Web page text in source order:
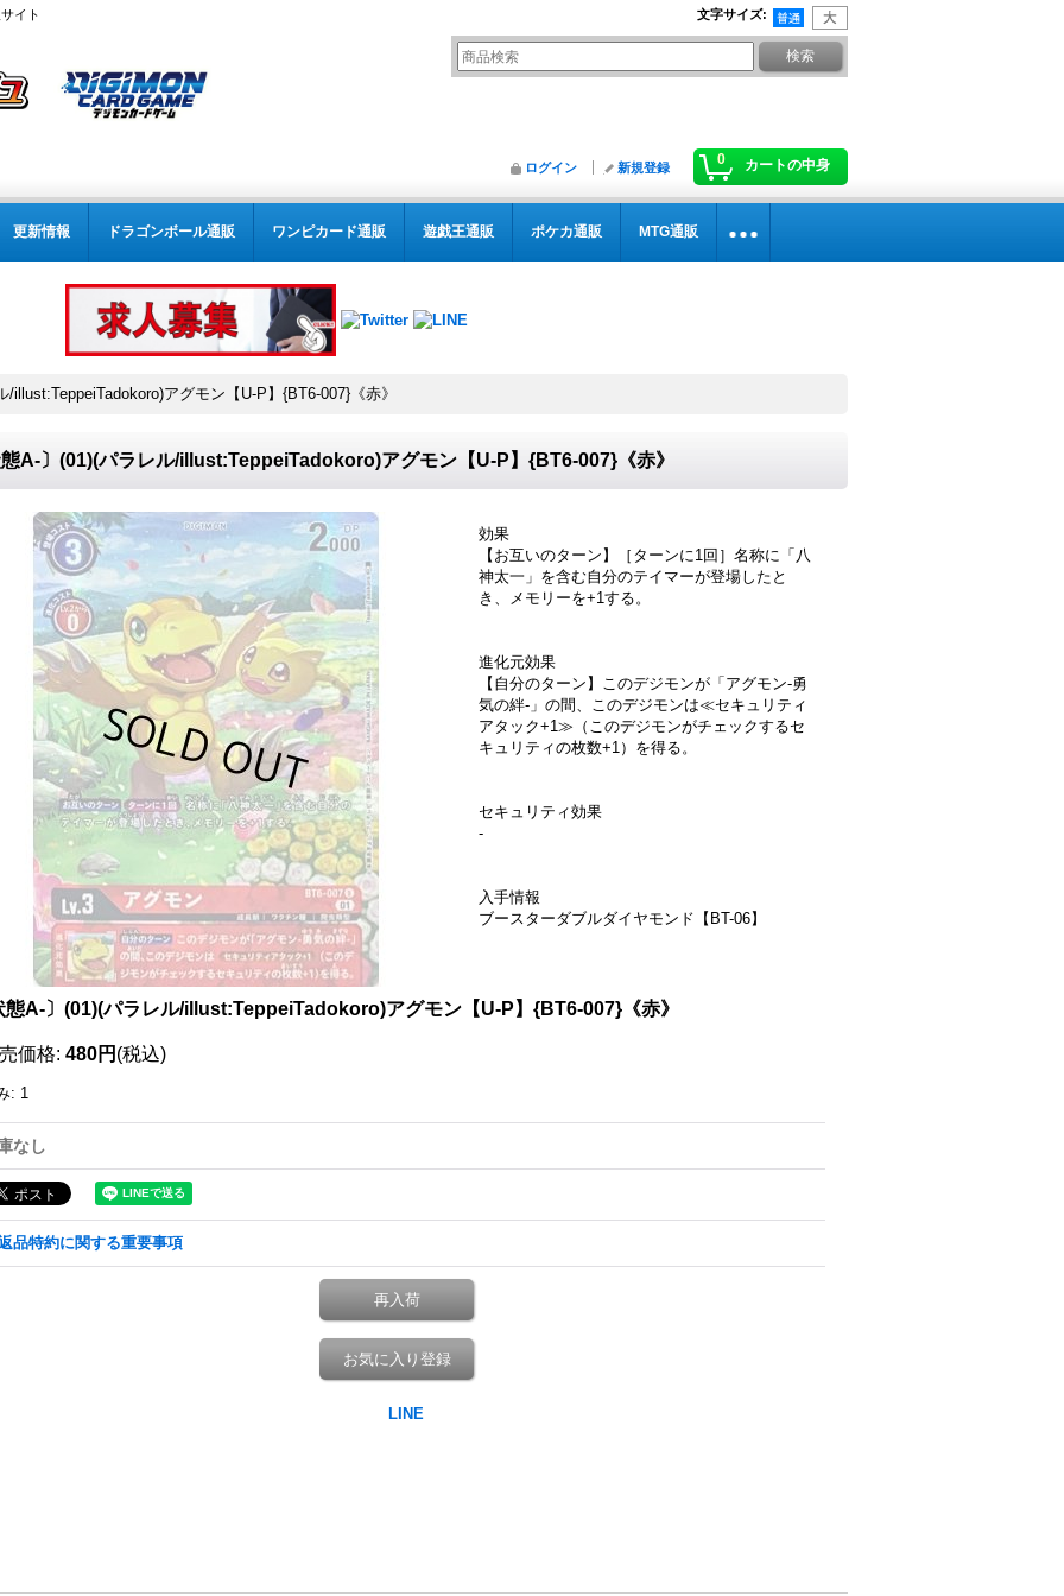
イト 文字サイズ:
0 カートの中身
ログイン 新規登録
更新情報 ドラゴンボール通販 ワンピカード通販 遊戯王通販 ポケカ通販 MTG通販
/illust:TeppeiTadokoro)アグモン【U-P】{BT6-007}《赤》
A-〕(01)(パラレル/illust:TeppeiTadokoro)アグモン【U-P】{BT6-007}《赤》
効果
【お互いのターン】［ターンに1回］名称に「八
神太一」を含む自分のテイマーが登場したと
き、メモリーを+1する。
進化元効果
【自分のターン】このデジモンが「アグモン-勇
気の絆-」の間、このデジモンは≪セキュリティ
アタック+1≫（このデジモンがチェックするセ
キュリティの枚数+1）を得る。
セキュリティ効果
-
入手情報
ブースターダブルダイヤモンド【BT-06】
態A-〕(01)(パラレル/illust:TeppeiTadokoro)アグモン【U-P】{BT6-007}《赤》
価格: 480円 (税込)
: 1
なし
品特約に関する重要事項
再入荷
お気に入り登録